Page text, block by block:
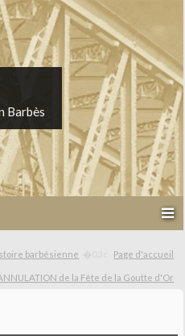
Barbès
barbésienne Page d'accueil
de la Fête de la Goutte d'Or